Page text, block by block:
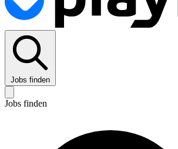
Jobs finden
Jobs finden